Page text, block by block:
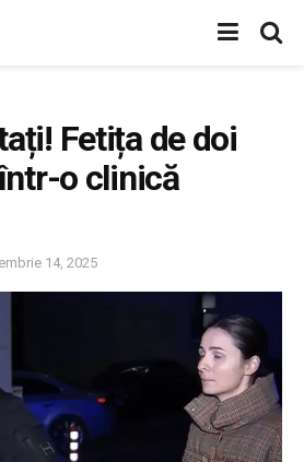
Fetița de doi
o clinică
14, 2025